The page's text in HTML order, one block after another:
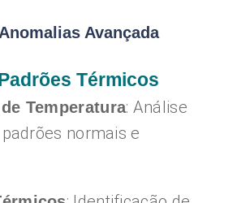
Avançada
Térmicos
Temperatura: Análise
normais e